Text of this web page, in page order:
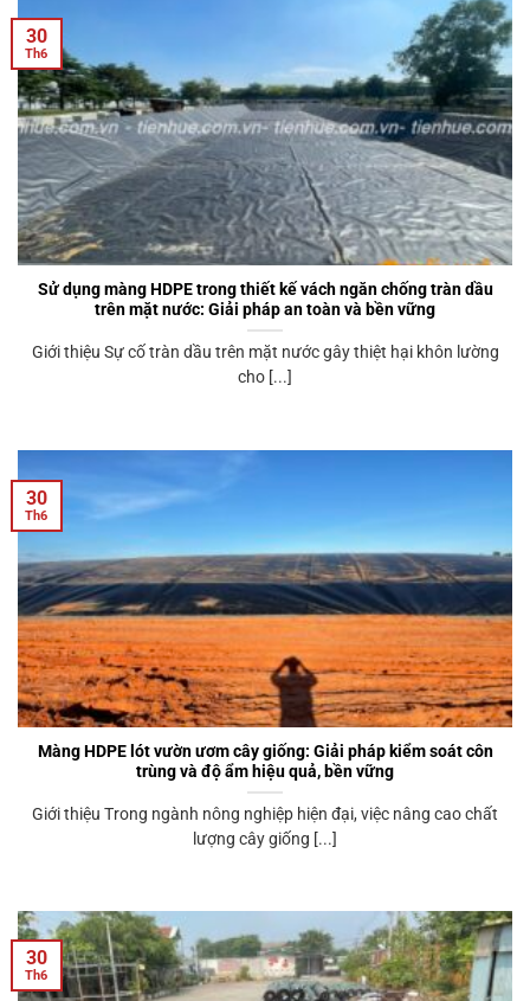
Sử dụng màng HDPE trong thiết kế vách ngăn chống tràn dầu
trên mặt nước: Giải pháp an toàn và bền vững
Giới thiệu Sự cố tràn dầu trên mặt nước gây thiệt hại khôn lường
cho [...]
30
Th6
Màng HDPE lót vườn ươm cây giống: Giải pháp kiểm soát côn
trùng và độ ẩm hiệu quả, bền vững
Giới thiệu Trong ngành nông nghiệp hiện đại, việc nâng cao chất
lượng cây giống [...]
30
Th6
30
Th6